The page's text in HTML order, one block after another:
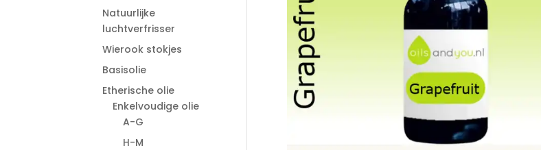
Natuurlijke
luchtverfrisser
Wierook stokjes
Basisolie
Etherische olie
Enkelvoudige olie
A-G
H-M